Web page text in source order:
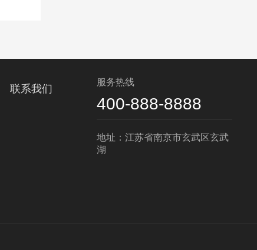
联系我们
服务热线
400-888-8888
地址：江苏省南京市玄武区玄武
湖